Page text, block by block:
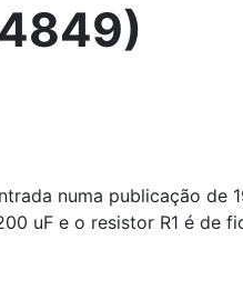
numa publicação de
uF e o resistor R1 é de